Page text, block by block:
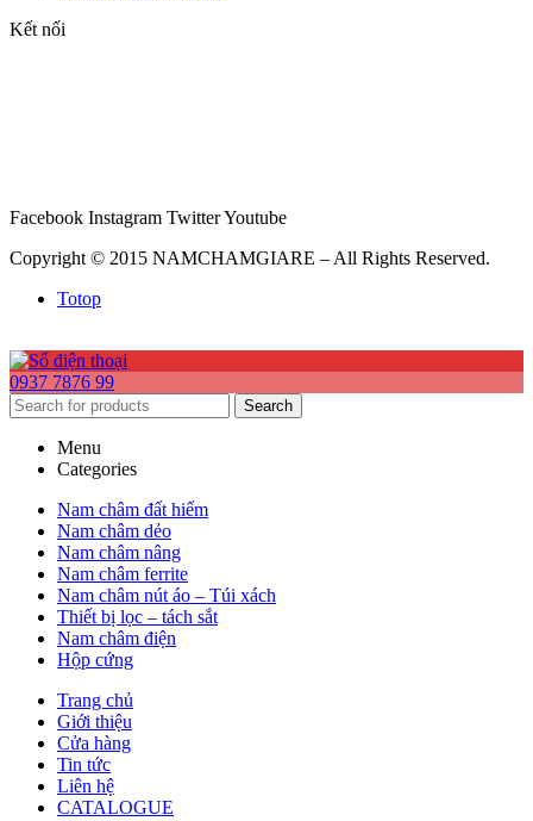
Kết nối
Facebook Instagram TwitterYoutube
Copyright © 2015 NAMCHAMGIARE – All Rights Reserved.
Totop
0937 7876 99
Search
Menu
Categories
Nam châm đất hiếm
Nam châm dẻo
Nam châm nâng
Nam châm ferrite
Nam châm nút áo – Túi xách
Thiết bị lọc – tách sắt
Nam châm điện
Hộp cứng
Trang chủ
Giới thiệu
Cửa hàng
Tin tức
Liên hệ
CATALOGUE